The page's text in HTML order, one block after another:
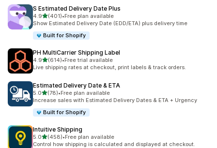
S Estimated Delivery Date Plus
4.95つ星中
(401)
合計レビュー数：401件
•Free plan available
Show Estimated Delivery Date (EDD/ETA) plus delivery time
Built for Shopify
PH MultiCarrier Shipping Label
4.95つ星中
(614)
合計レビュー数：614件
•Free trial available
Live shipping rates at checkout, print labels & track orders.
Estimated Delivery Date & ETA
5.05つ星中
(78)
合計レビュー数：78件
•Free plan available
Increase sales with Estimated Delivery Dates & ETA + Urgency
Built for Shopify
Intuitive Shipping
5.05つ星中
(458)
合計レビュー数：458件
•Free plan available
Control how shipping is calculated and displayed at checkout.